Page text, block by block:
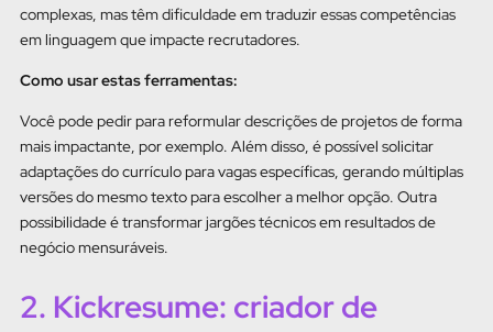
complexas, mas têm dificuldade em traduzir essas competências
em linguagem que impacte recrutadores.
Como usar estas ferramentas:
Você pode pedir para reformular descrições de projetos de forma
mais impactante, por exemplo. Além disso, é possível solicitar
adaptações do currículo para vagas específicas, gerando múltiplas
versões do mesmo texto para escolher a melhor opção. Outra
possibilidade é transformar jargões técnicos em resultados de
negócio mensuráveis.
2. Kickresume: criador de